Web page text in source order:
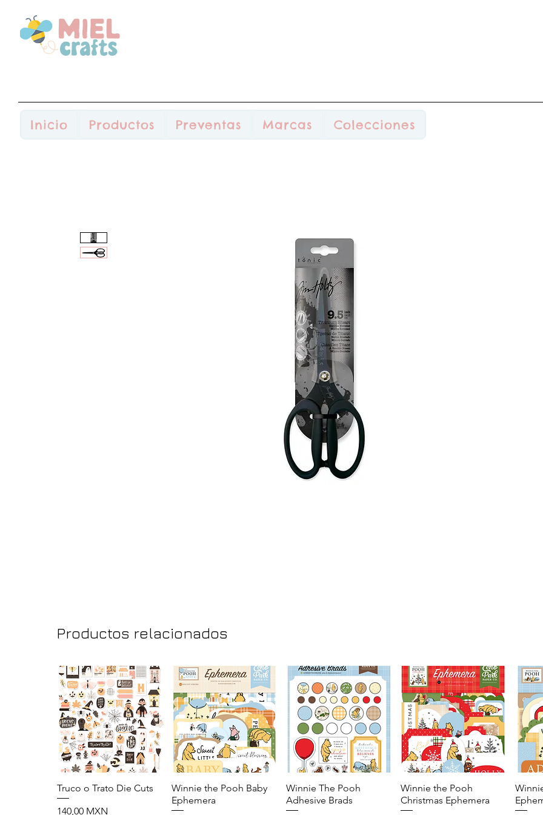
Inicio Productos Preventas Marcas Colecciones
Productos relacionados
Vista rápida
Truco o Trato Die Cuts
Precio
140,00 MXN
Vista rápida
Winnie the Pooh Baby
Ephemera
Vista rápida
Winnie The Pooh
Adhesive Brads
Vista rápida
Winnie the Pooh
Christmas Ephemera